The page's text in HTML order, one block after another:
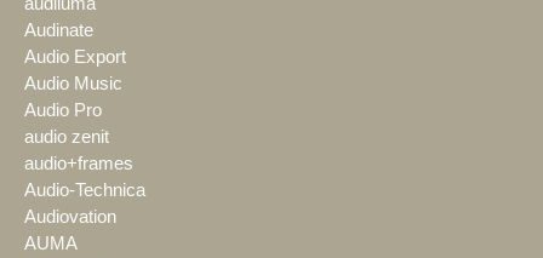
Audinate
Audio Export
Audio Music
Audio Pro
audio zenit
audio+frames
Audio-Technica
Audiovation
AUMA